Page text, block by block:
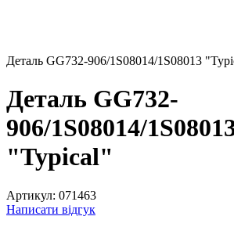
Деталь GG732-906/1S08014/1S08013
Деталь GG732-
906/1S08014/
"Typical"
Артикул: 071463
Написати відгук